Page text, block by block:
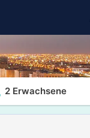
2 Erwachsene